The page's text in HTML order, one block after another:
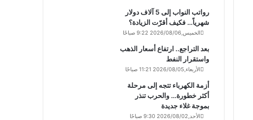
رواتب النواب إلى 5 آلاف دولار
شهرياً… فكيف أقرّت الزيادة؟
الخميس,2026/08/06 9:22 صباحًا
بعد التراجع.. ارتفاع أسعار الذهب
واستقرار النفط
الأربعاء,2026/08/05 11:21 صباحًا
أزمة الكهرباء تتجه إلى مرحلة
أكثر خطورة… والحرب تنذر
بموجة غلاء جديدة
الأحد,2026/08/02 9:30 صباحًا